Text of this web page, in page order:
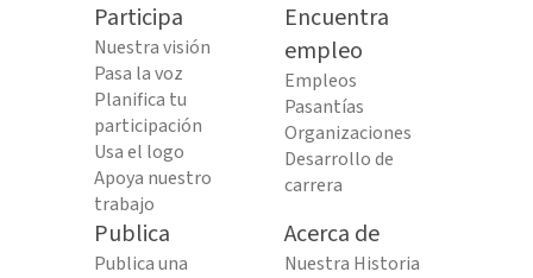
Participa
Nuestra visión
Pasa la voz
Planifica tu
participación
Usa el logo
Apoya nuestro
trabajo
Encuentra
empleo
Empleos
Pasantías
Organizaciones
Desarrollo de
carrera
Publica
Publica una
Acerca de
Nuestra Historia